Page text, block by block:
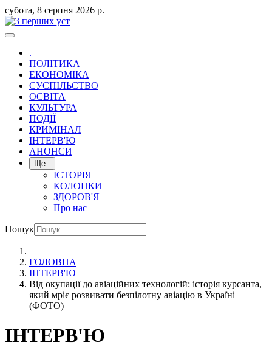
субота, 8 серпня 2026 р.
.
ПОЛІТИКА
ЕКОНОМІКА
СУСПІЛЬСТВО
ОСВІТА
КУЛЬТУРА
ПОДІЇ
КРИМІНАЛ
ІНТЕРВ'Ю
АНОНСИ
Ще..
ІСТОРІЯ
КОЛОНКИ
ЗДОРОВ'Я
Про нас
Пошук
ГОЛОВНА
ІНТЕРВ'Ю
Від окупації до авіаційних технологій: історія курсанта,
який мріє розвивати безпілотну авіацію в Україні
(ФОТО)
ІНТЕРВ'Ю